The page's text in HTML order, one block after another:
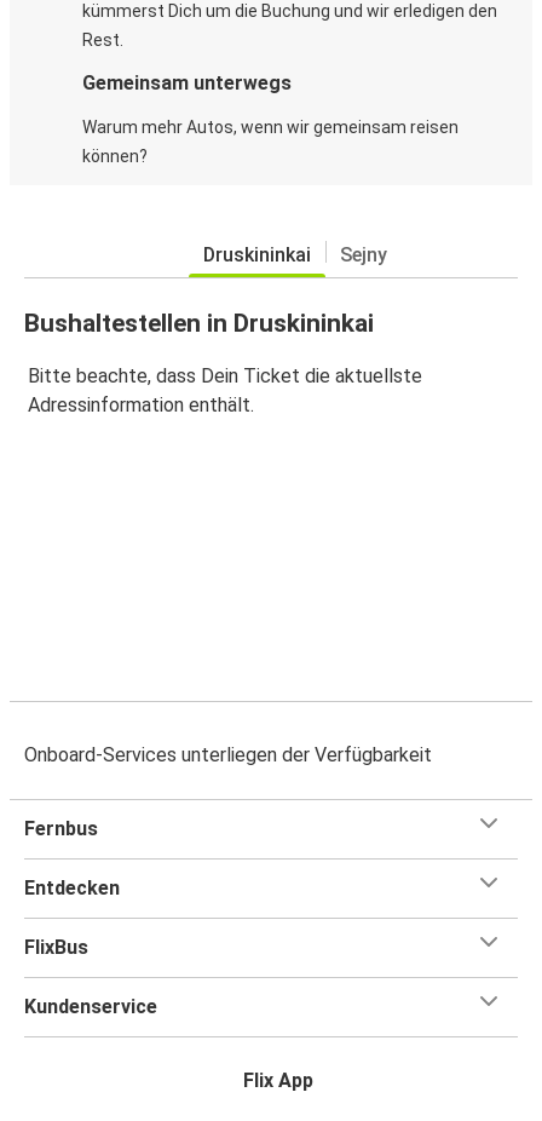
kümmerst Dich um die Buchung und wir erledigen den
Rest.
Gemeinsam unterwegs
Warum mehr Autos, wenn wir gemeinsam reisen
können?
Druskininkai Sejny
Bushaltestellen in Druskininkai
Bitte beachte, dass Dein Ticket die aktuellste
Adressinformation enthält.
Onboard-Services unterliegen der Verfügbarkeit
Fernbus
Entdecken
FlixBus
Kundenservice
Flix App